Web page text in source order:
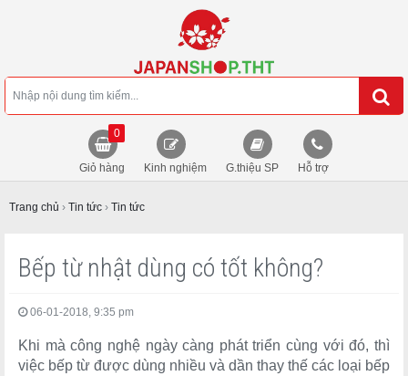
Giỏ hàng
0
Kinh nghiệm G.thiệu SP Hỗ trợ
Trang chủ › Tin tức › Tin tức
Bếp từ nhật dùng có tốt không?
06-01-2018, 9:35 pm
Khi mà công nghệ ngày càng phát triển cùng với đó, thì
việc bếp từ được dùng nhiều và dần thay thế các loại bếp